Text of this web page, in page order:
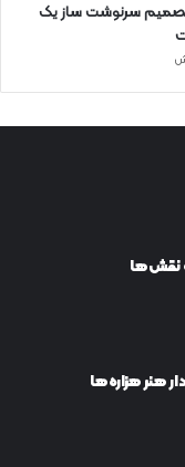
تصمیم سرنوشت ساز یک
نقش‌ها
هنر هزاره‌ها